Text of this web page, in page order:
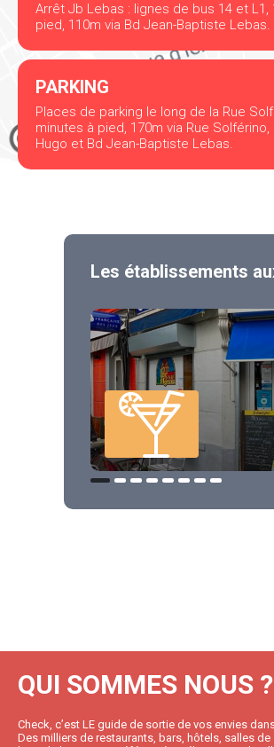
Arrêt Jb Lebas : lignes de bus 14 et L1,
pied, 110m via Bd Jean-Baptiste Lebas.
PARKING
Places de parking le long de la Rue
minutes à pied, 170m via Rue
Hugo et Bd Jean-Baptiste Lebas.
Les établissements
QUI SOMMES NOUS ?
Check, c’est LE guide de sortie de vos envies
Des milliers de restaurants, bars, hôtels, salles